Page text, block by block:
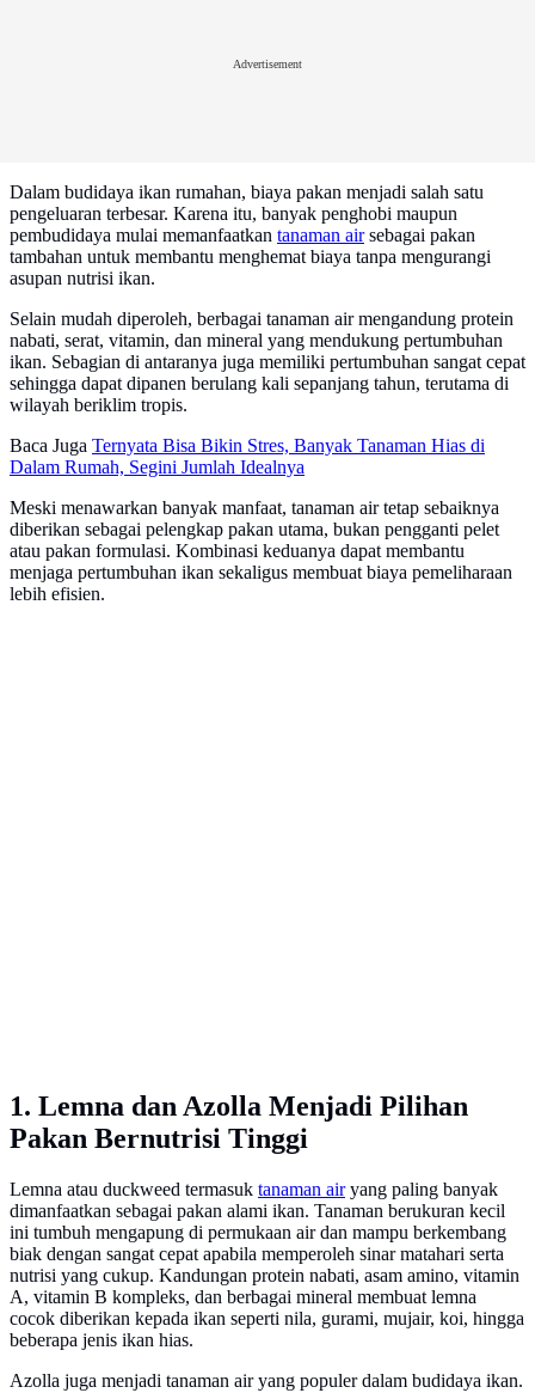
Advertisement
Dalam budidaya ikan rumahan, biaya pakan menjadi salah satu
pengeluaran terbesar. Karena itu, banyak penghobi maupun
pembudidaya mulai memanfaatkan tanaman airsebagai pakan
tambahan untuk membantu menghemat biaya tanpa mengurangi
asupan nutrisi ikan.
Selain mudah diperoleh, berbagai tanaman air mengandung protein
nabati, serat, vitamin, dan mineral yang mendukung pertumbuhan
ikan. Sebagian di antaranya juga memiliki pertumbuhan sangat cepat
sehingga dapat dipanen berulang kali sepanjang tahun, terutama di
wilayah beriklim tropis.
Baca Juga Ternyata Bisa Bikin Stres, Banyak Tanaman Hias di
Dalam Rumah, Segini Jumlah Idealnya
Meski menawarkan banyak manfaat, tanaman air tetap sebaiknya
diberikan sebagai pelengkap pakan utama, bukan pengganti pelet
atau pakan formulasi. Kombinasi keduanya dapat membantu
menjaga pertumbuhan ikan sekaligus membuat biaya pemeliharaan
lebih efisien.
1. Lemna dan Azolla Menjadi Pilihan
Pakan Bernutrisi Tinggi
Lemna atau duckweed termasuk tanaman airyang paling banyak
dimanfaatkan sebagai pakan alami ikan. Tanaman berukuran kecil
ini tumbuh mengapung di permukaan air dan mampu berkembang
biak dengan sangat cepat apabila memperoleh sinar matahari serta
nutrisi yang cukup. Kandungan protein nabati, asam amino, vitamin
A, vitamin B kompleks, dan berbagai mineral membuat lemna
cocok diberikan kepada ikan seperti nila, gurami, mujair, koi, hingga
beberapa jenis ikan hias.
Azolla juga menjadi tanaman air yang populer dalam budidaya ikan.